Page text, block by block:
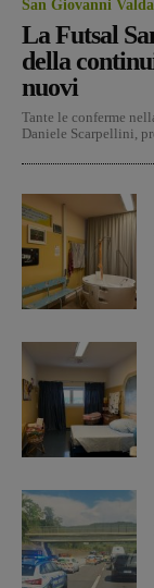
San Giovanni
La Futsal
della
nuovi
Tante le conferme
Daniele Scarpellini,